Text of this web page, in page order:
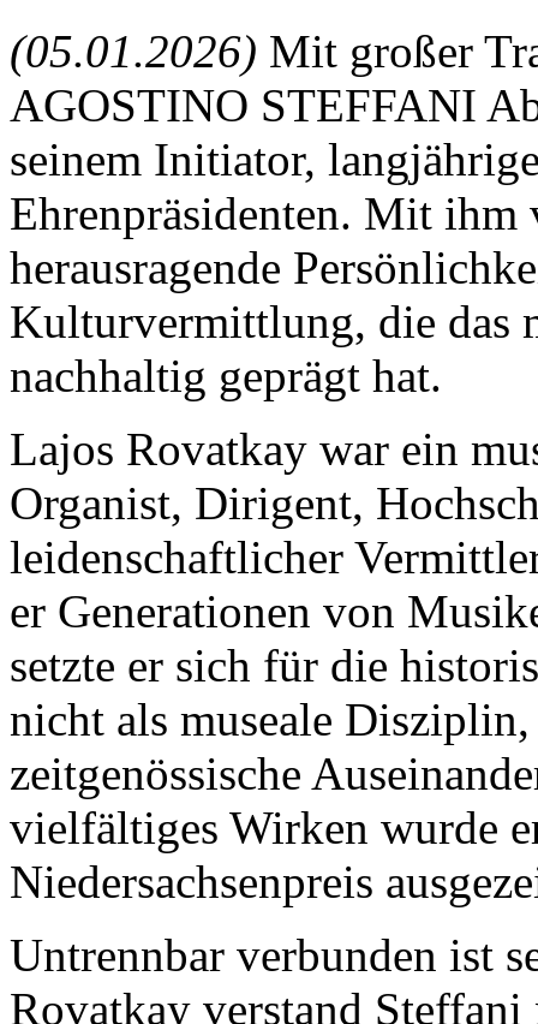
(05.01.2026) Mit großer
AGOSTINO STEFFANI
seinem Initiator,
Ehrenpräsidenten. Mit ihm
herausragende
Kulturvermittlung, die das
nachhaltig geprägt hat.
Lajos Rovatkay war ein
Organist, Dirigent,
leidenschaftlicher
er Generationen von
setzte er sich für die
nicht als museale
zeitgenössische
vielfältiges Wirken wurde
Niedersachsenpreis
Untrennbar verbunden ist
Rovatkay verstand